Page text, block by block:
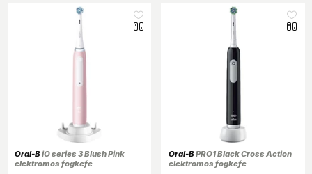
Oral-BiO series 3 Blush Pink
elektromos fogkefe
Oral-BPRO1 Black Cross Action
elektromos fogkefe